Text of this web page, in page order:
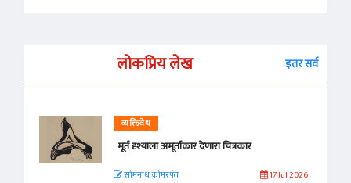
लोकप्रिय लेख इतर सर्व
व्यक्तिवेध
मूर्त दृश्याला अमूर्ताकार देणारा चित्रकार
सोमनाथ कोमरपंत 17 Jul 2026